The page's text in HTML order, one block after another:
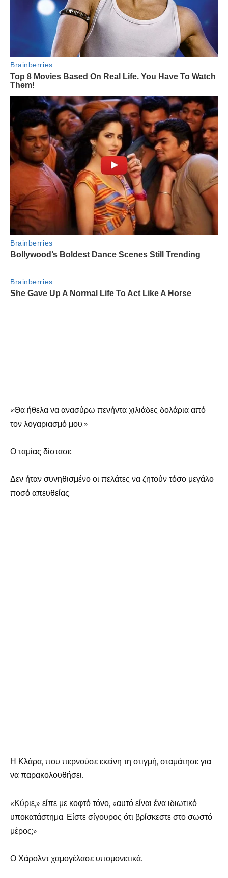
«Θα ήθελα να ανασύρω πενήντα χιλιάδες δολάρια από
τον λογαριασμό μου.»
Ο ταμίας δίστασε.
Δεν ήταν συνηθισμένο οι πελάτες να ζητούν τόσο μεγάλο
ποσό απευθείας.
Η Κλάρα, που περνούσε εκείνη τη στιγμή, σταμάτησε για
να παρακολουθήσει.
«Κύριε,» είπε με κοφτό τόνο, «αυτό είναι ένα ιδιωτικό
υποκατάστημα. Είστε σίγουρος ότι βρίσκεστε στο σωστό
μέρος;»
Ο Χάρολντ χαμογέλασε υπομονετικά.